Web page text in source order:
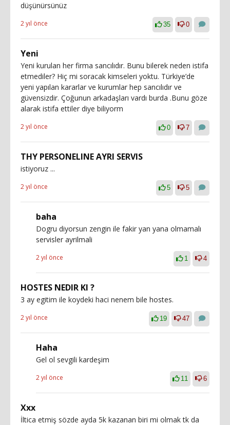
düşünürsünüz
2 yıl önce 35 0
Yeni
Yeni kurulan her firma sancılıdır. Bunu bilerek neden istifa
etmediler? Hiç mi soracak kimseleri yoktu. Türkiye’de
yeni yapılan kararlar ve kurumlar hep sancılıdır ve
güvensizdir. Çoğunun arkadaşları vardı burda .Bunu göze
alarak istifa ettiler diye biliyorm
2 yıl önce 0 7
THY PERSONELINE AYRI SERVIS
istiyoruz ...
2 yıl önce 5 5
baha
Dogru diyorsun zengin ile fakir yan yana olmamalı
servisler ayrilmali
2 yıl önce 1 4
HOSTES NEDIR KI ?
3 ay egitim ile koydeki haci nenem bile hostes.
2 yıl önce 19 47
Haha
Gel ol sevgili kardeşim
2 yıl önce 11 6
Xxx
İltica etmiş sözde ayda 5k kazanan biri mi olmak tk da